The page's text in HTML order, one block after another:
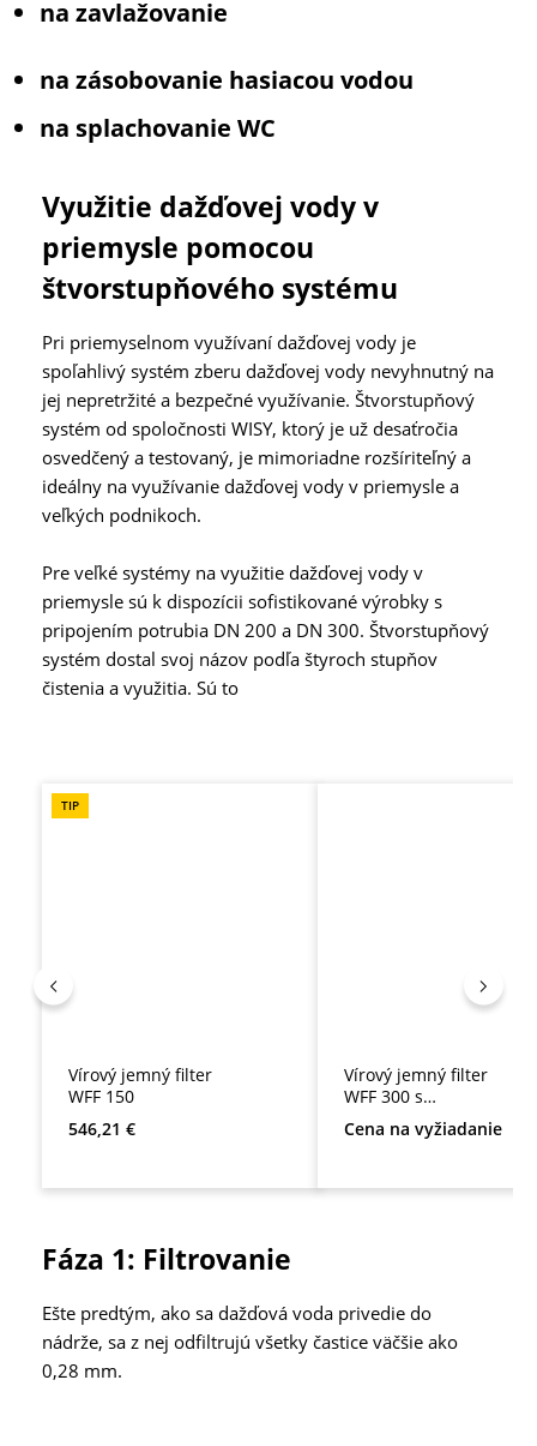
na zavlažovanie
na zásobovanie hasiacou vodou
na splachovanie WC
Využitie dažďovej vody v
priemysle pomocou
štvorstupňového systému
Pri priemyselnom využívaní dažďovej vody je
spoľahlivý systém zberu dažďovej vody nevyhnutný na
jej nepretržité a bezpečné využívanie. Štvorstupňový
systém od spoločnosti WISY, ktorý je už desaťročia
osvedčený a testovaný, je mimoriadne rozšíriteľný a
ideálny na využívanie dažďovej vody v priemysle a
veľkých podnikoch.
Pre veľké systémy na využitie dažďovej vody v
priemysle sú k dispozícii sofistikované výrobky s
pripojením potrubia DN 200 a DN 300. Štvorstupňový
systém dostal svoj názov podľa štyroch stupňov
čistenia a využitia. Sú to
TIP
Vírový jemný filter
WFF 150
Bežná cena:
546,21 €
Vírový jemný filter
WFF 300 s
plastovým krytom
Cena na vyžiadanie
Fáza 1: Filtrovanie
Ešte predtým, ako sa dažďová voda privedie do
nádrže, sa z nej odfiltrujú všetky častice väčšie ako
0,28 mm.